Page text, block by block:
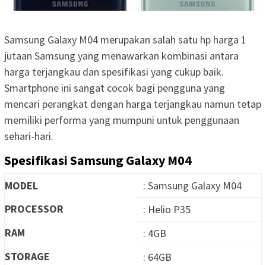
Samsung Galaxy M04 merupakan salah satu hp harga 1
jutaan Samsung yang menawarkan kombinasi antara
harga terjangkau dan spesifikasi yang cukup baik.
Smartphone ini sangat cocok bagi pengguna yang
mencari perangkat dengan harga terjangkau namun tetap
memiliki performa yang mumpuni untuk penggunaan
sehari-hari.
Spesifikasi Samsung Galaxy M04
MODEL
: Samsung Galaxy M04
PROCESSOR
: Helio P35
RAM
: 4GB
STORAGE
: 64GB